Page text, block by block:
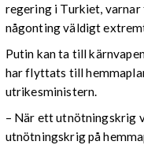
regering i Turkiet,
någonting väldigt
Putin kan ta till
har flyttats till
utrikesministern.
– När ett utnötningskrig
utnötningskrig på